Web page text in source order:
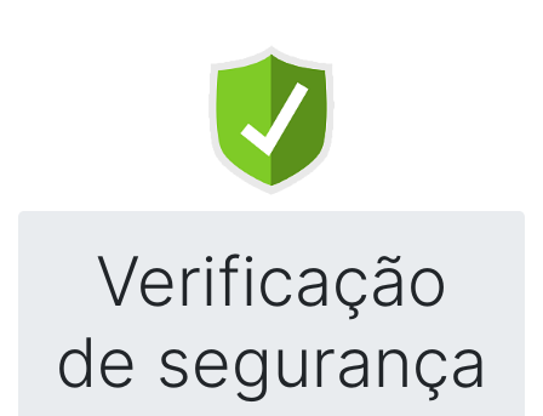
Verificação
de segurança